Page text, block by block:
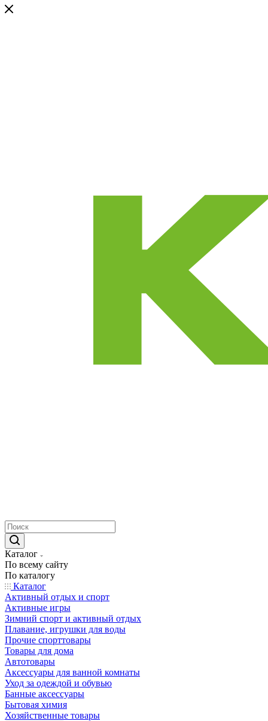
Каталог
По всему сайту
По каталогу
Каталог
Активный отдых и спорт
Активные игры
Зимний спорт и активный отдых
Плавание, игрушки для воды
Прочие спорттовары
Товары для дома
Автотовары
Аксессуары для ванной комнаты
Уход за одеждой и обувью
Банные аксессуары
Бытовая химия
Хозяйственные товары